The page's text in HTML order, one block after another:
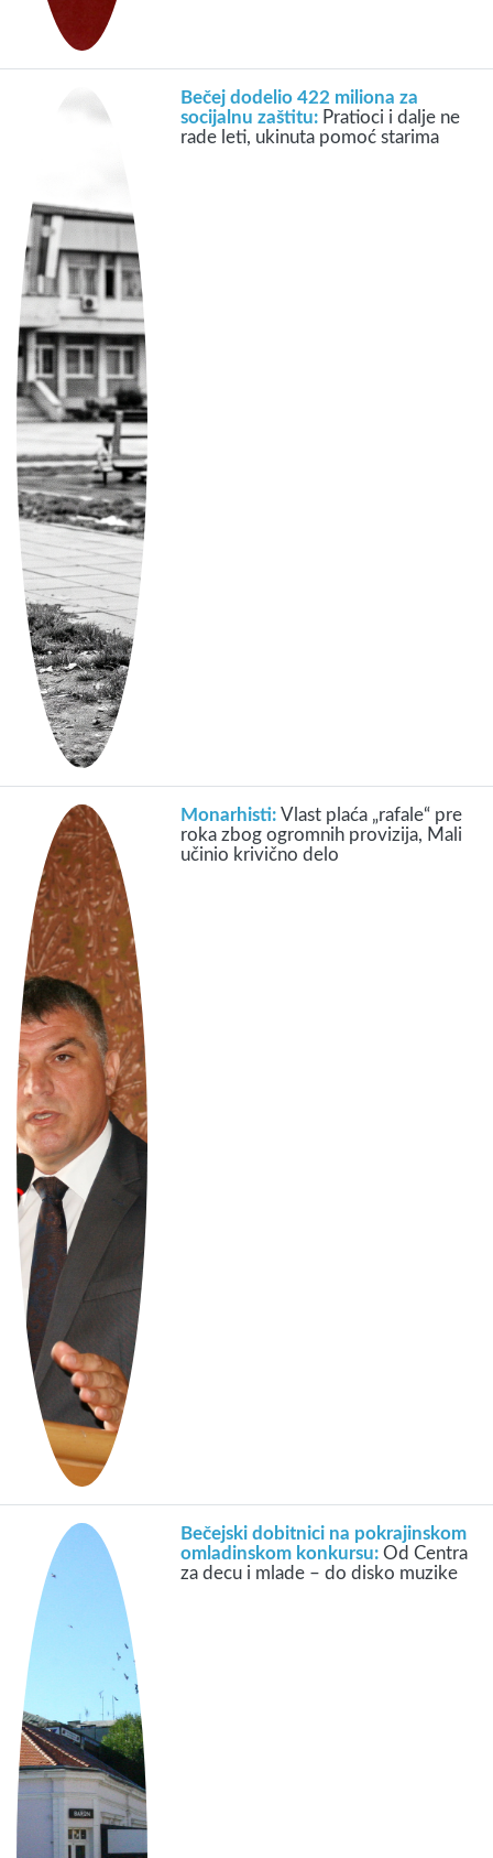
Bečej dodelio 422 miliona za
socijalnu zaštitu: Pratioci i dalje ne
rade leti, ukinuta pomoć starima
Monarhisti:Vlast plaća „rafale“ pre
roka zbog ogromnih provizija, Mali
učinio krivično delo
Bečejski dobitnici na pokrajinskom
omladinskom konkursu:Od Centra
za decu i mlade – do disko muzike